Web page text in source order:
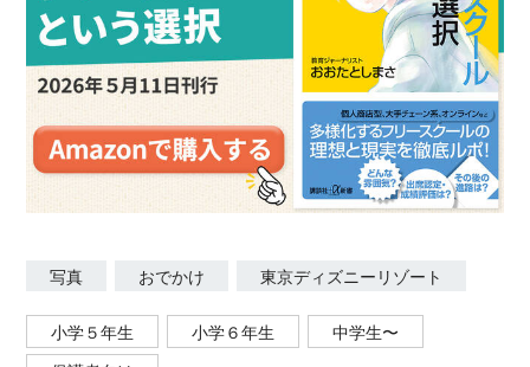
写真 おでかけ 東京ディズニーリゾート
小学５年生 小学６年生
中学生〜